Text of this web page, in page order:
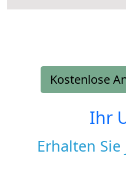
Kostenlose
Ihr
Erhalten